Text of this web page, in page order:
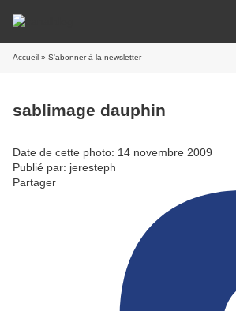
Accueil » S'abonner à la newsletter
sablimage dauphin
Date de cette photo: 14 novembre 2009
Publié par: jeresteph
Partager